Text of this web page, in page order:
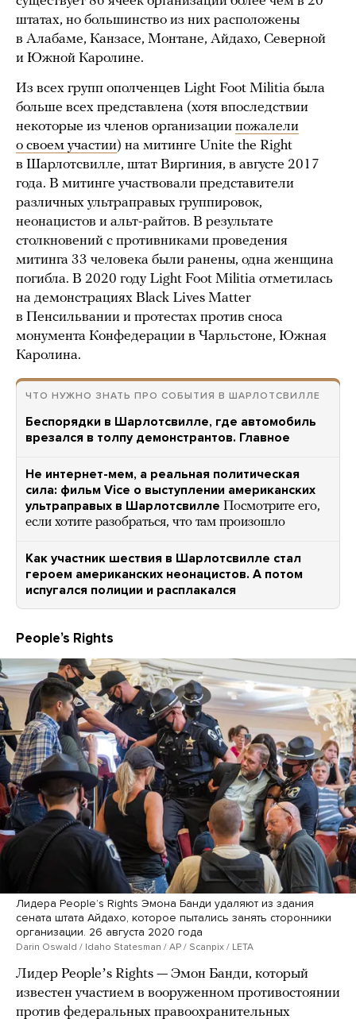
штатах, но большинство из них расположены
в Алабаме, Канзасе, Монтане, Айдахо, Северной
и Южной Каролине.
Из всех групп ополченцев Light Foot Militia была
больше всех представлена (хотя впоследствии
некоторые из членов организации пожалели
о своем участии) на митинге Unite the Right
в Шарлотсвилле, штат Виргиния, в августе 2017
года. В митинге участвовали представители
различных ультраправых группировок,
неонацистов и альт-райтов. В результате
столкновений с противниками проведения
митинга 33 человека были ранены, одна женщина
погибла. В 2020 году Light Foot Militia отметилась
на демонстрациях Black Lives Matter
в Пенсильвании и протестах против сноса
монумента Конфедерации в Чарльстоне, Южная
Каролина.
ЧТО НУЖНО ЗНАТЬ ПРО СОБЫТИЯ В ШАРЛОТСВИЛЛЕ
Беспорядки в Шарлотсвилле, где автомобиль
врезался в толпу демонстрантов. Главное
Не интернет-мем, а реальная политическая
сила: фильм Vice о выступлении американских
ультраправых в Шарлотсвилле Посмотрите его,
если хотите разобраться, что там произошло
Как участник шествия в Шарлотсвилле стал
героем американских неонацистов. А потом
испугался полиции и расплакался
Peopleʼs Rights
Лидера Peopleʼs Rights Эмона Банди удаляют из здания
сената штата Айдахо, которое пытались занять сторонники
организации. 26 августа 2020 года
Darin Oswald / Idaho Statesman / AP / Scanpix / LETA
Лидер Peopleʼs Rights — Эмон Банди, который
известен участием в вооруженном противостоянии
против федеральных правоохранительных